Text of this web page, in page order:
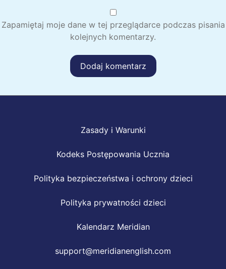
Zapamiętaj moje dane w tej przeglądarce podczas pisania
kolejnych komentarzy.
Zasady i Warunki
Kodeks Postępowania Ucznia
Polityka bezpieczeństwa i ochrony dzieci
Polityka prywatności dzieci
Kalendarz Meridian
support@meridianenglish.com